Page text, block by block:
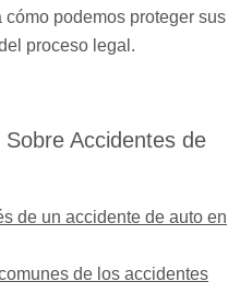
podemos proteger sus
proceso legal.
Accidentes de
de un accidente de auto en
de los accidentes